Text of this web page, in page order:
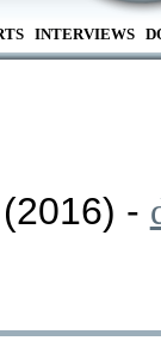
INTERVIEWS
(2016) -